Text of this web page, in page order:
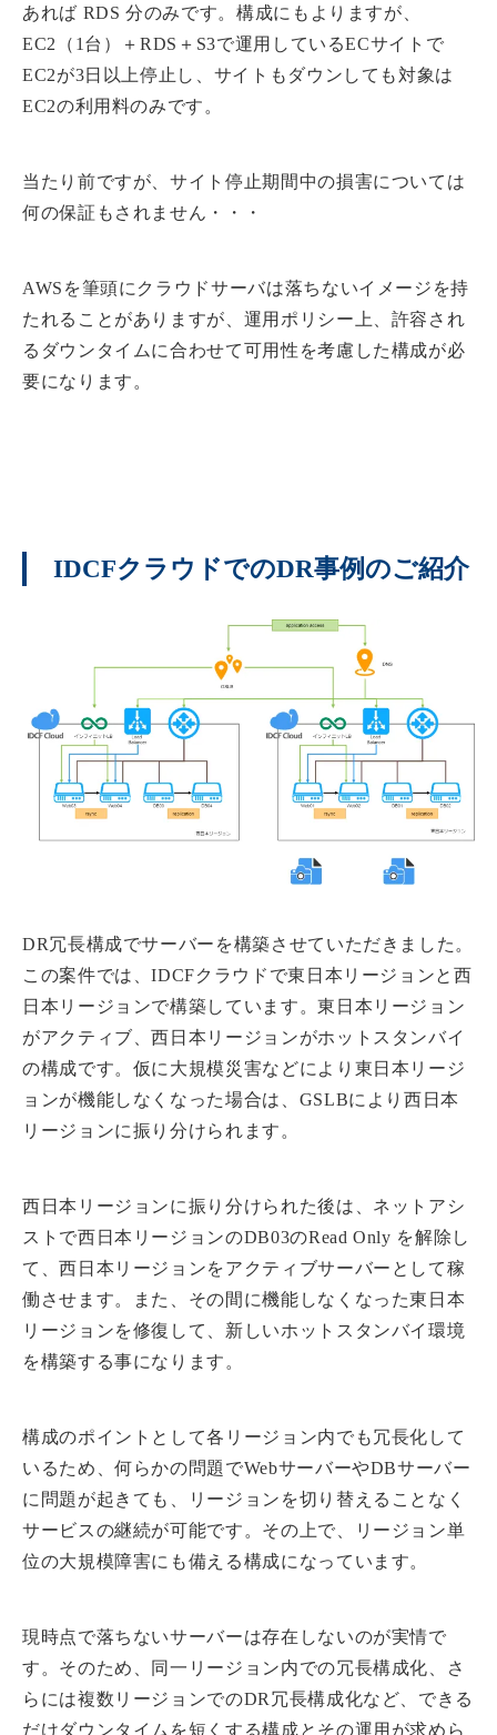
あれば RDS 分のみです。構成にもよりますが、
EC2（1台）＋RDS＋S3で運用しているECサイトで
EC2が3日以上停止し、サイトもダウンしても対象は
EC2の利用料のみです。
当たり前ですが、サイト停止期間中の損害については
何の保証もされません・・・
AWSを筆頭にクラウドサーバは落ちないイメージを持
たれることがありますが、運用ポリシー上、許容され
るダウンタイムに合わせて可用性を考慮した構成が必
要になります。
IDCFクラウドでのDR事例のご紹介
DR冗長構成でサーバーを構築させていただきました。
この案件では、IDCFクラウドで東日本リージョンと西
日本リージョンで構築しています。東日本リージョン
がアクティブ、西日本リージョンがホットスタンバイ
の構成です。仮に大規模災害などにより東日本リージ
ョンが機能しなくなった場合は、GSLBにより西日本
リージョンに振り分けられます。
西日本リージョンに振り分けられた後は、ネットアシ
ストで西日本リージョンのDB03のRead Only を解除し
て、西日本リージョンをアクティブサーバーとして稼
働させます。また、その間に機能しなくなった東日本
リージョンを修復して、新しいホットスタンバイ環境
を構築する事になります。
構成のポイントとして各リージョン内でも冗長化して
いるため、何らかの問題でWebサーバーやDBサーバー
に問題が起きても、リージョンを切り替えることなく
サービスの継続が可能です。その上で、リージョン単
位の大規模障害にも備える構成になっています。
現時点で落ちないサーバーは存在しないのが実情で
す。そのため、同一リージョン内での冗長構成化、さ
らには複数リージョンでのDR冗長構成化など、できる
だけダウンタイムを短くする構成とその運用が求めら